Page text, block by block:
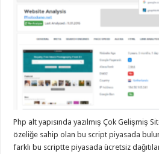
Php alt yapısında yazılmış Çok Gelişmiş
özeliğe sahip olan bu script piyasada
farklı bu scriptte piyasada ücretsiz